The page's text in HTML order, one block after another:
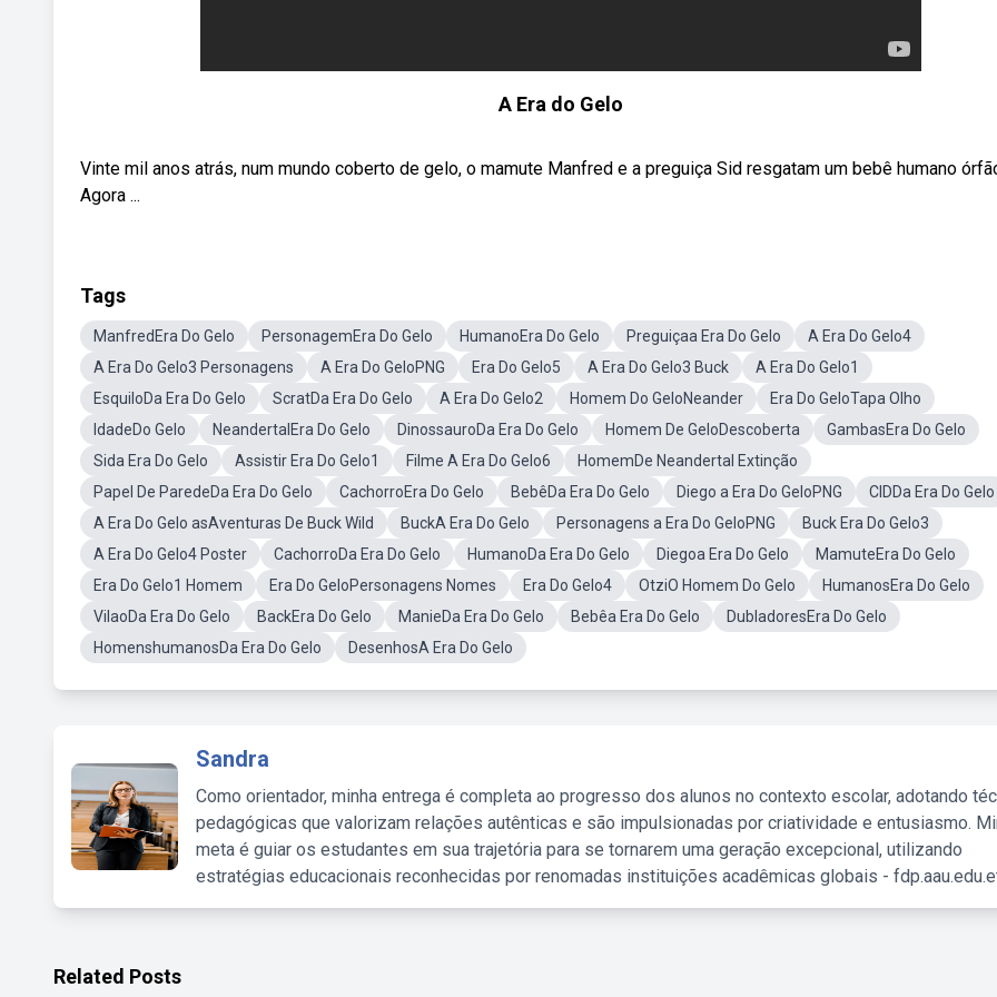
A Era do Gelo
Vinte mil anos atrás, num mundo coberto de gelo, o mamute Manfred e a preguiça Sid resgatam um bebê humano
Agora ...
Tags
ManfredEra Do Gelo PersonagemEra Do Gelo HumanoEra Do Gelo Preguiçaa Era Do Gelo
A Era Do Gelo4
A Era Do Gelo3 Personagens
A Era Do GeloPNG Era Do Gelo5 A Era Do Gelo3 Buck
A Era Do Gelo1
EsquiloDa Era Do Gelo
ScratDa Era Do Gelo A Era Do Gelo2 Homem Do GeloNeander
Era Do GeloTapa Olho
IdadeDo Gelo
NeandertalEra Do Gelo DinossauroDa Era Do Gelo Homem De GeloDescoberta
GambasEra Do Gelo
Sida Era Do Gelo
Assistir Era Do Gelo1 Filme A Era Do Gelo6
HomemDe Neandertal Extinção
Papel De ParedeDa Era Do Gelo
CachorroEra Do Gelo BebêDa Era Do Gelo Diego a Era Do GeloPNG
CIDDa Era Do Gelo
A Era Do Gelo asAventuras De Buck Wild
BuckA Era Do Gelo Personagens a Era Do GeloPNG
Buck Era Do Gelo3
A Era Do Gelo4 Poster
CachorroDa Era Do Gelo HumanoDa Era Do Gelo Diegoa Era Do Gelo
MamuteEra Do Gelo
Era Do Gelo1 Homem
Era Do GeloPersonagens Nomes Era Do Gelo4 OtziO Homem Do Gelo
HumanosEra Do Gelo
VilaoDa Era Do Gelo
BackEra Do Gelo ManieDa Era Do Gelo Bebêa Era Do Gelo
DubladoresEra Do Gelo
HomenshumanosDa Era Do Gelo
DesenhosA Era Do Gelo
Sandra
Como orientador, minha entrega é completa ao progresso dos alunos no contexto escolar, adotando
pedagógicas que valorizam relações autênticas e são impulsionadas por criatividade e entusiasmo.
meta é guiar os estudantes em sua trajetória para se tornarem uma geração excepcional, utilizando
estratégias educacionais reconhecidas por renomadas instituições acadêmicas globais -
Related Posts